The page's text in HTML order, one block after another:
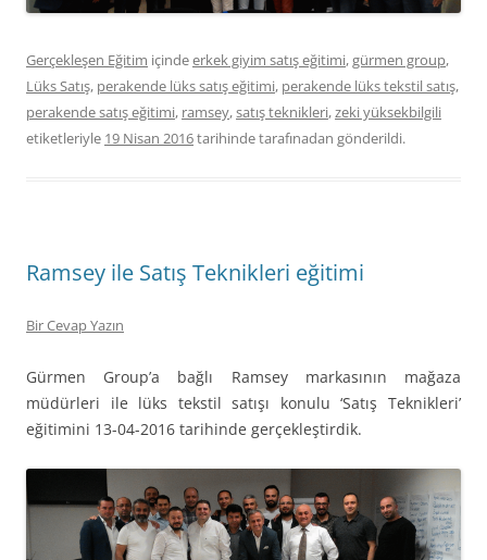
Gerçekleşen Eğitim içindeerkek giyim satış eğitimi,gürmen group,
Lüks Satış, perakende lüks satış eğitimi, perakende lüks tekstil satış,
perakende satış eğitimi, ramsey,satış teknikleri,zeki yüksekbilgili
etiketleriyle 19 Nisan 2016tarihindetarafınadan gönderildi.
Ramsey ile Satış Teknikleri eğitimi
Bir Cevap Yazın
Gürmen Group’a bağlı Ramsey markasının mağaza
müdürleri ile lüks tekstil satışı konulu ‘Satış Teknikleri’
eğitimini 13-04-2016 tarihinde gerçekleştirdik.